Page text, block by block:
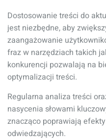
Dostosowanie treści do
jest niezbędne, aby
zaangażowanie
fraz w narzędziach takich
konkurencji pozwalają na
optymalizacji treści.
Regularna analiza treści
nasycenia słowami
znacząco poprawiają
odwiedzających.